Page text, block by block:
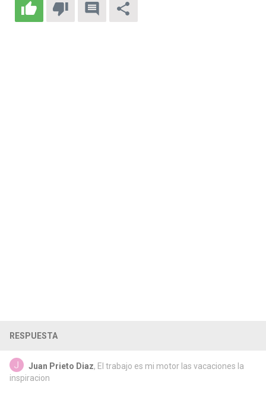
RESPUESTA
Juan Prieto Diaz, El trabajo es mi motor las vacaciones la
inspiracion